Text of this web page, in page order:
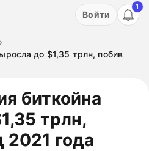
период на 3 дня!
Войти
1
до $1,35 трлн, побив
биткойна
трлн,
2021 года